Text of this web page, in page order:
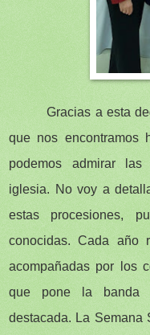
Gracias a esta
que nos encontramos
podemos admirar las
iglesia. No voy a
estas procesiones,
conocidas. Cada año
acompañadas por los
que pone la banda
destacada. La Semana